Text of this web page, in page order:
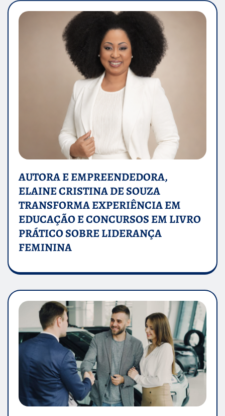
AUTORA E EMPREENDEDORA,
ELAINE CRISTINA DE SOUZA
TRANSFORMA EXPERIÊNCIA EM
EDUCAÇÃO E CONCURSOS EM LIVRO
PRÁTICO SOBRE LIDERANÇA
FEMININA